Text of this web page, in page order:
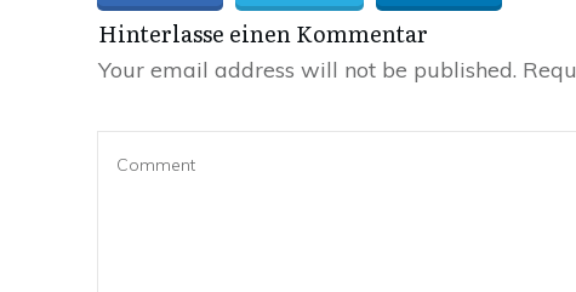
Hinterlasse einen Kommentar
Your email address will not be published.